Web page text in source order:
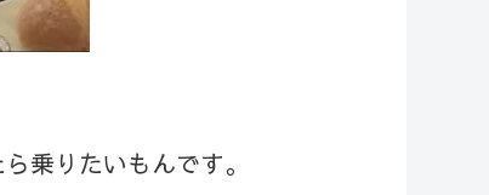
乗りたいもんです。